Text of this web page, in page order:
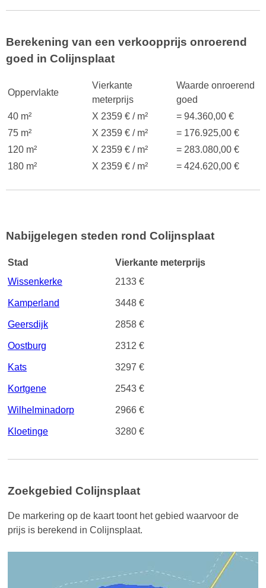
Berekening van een verkoopprijs onroerend
goed in Colijnsplaat
Oppervlakte
Vierkante
meterprijs
Waarde onroerend
goed
40 m²
X 2359 € / m²
= 94.360,00 €
75 m²
X 2359 € / m²
= 176.925,00 €
120 m²
X 2359 € / m²
= 283.080,00 €
180 m²
X 2359 € / m² = 424.620,00 €
Nabijgelegen steden rond Colijnsplaat
Stad
Vierkante meterprijs
Wissenkerke
2133 €
Kamperland 3448 €
Geersdijk 2858 €
Oostburg 2312 €
Kats 3297 €
Kortgene 2543 €
Wilhelminadorp 2966 €
Kloetinge 3280 €
Zoekgebied Colijnsplaat
De markering op de kaart toont het gebied waarvoor de
prijs is berekend in Colijnsplaat.